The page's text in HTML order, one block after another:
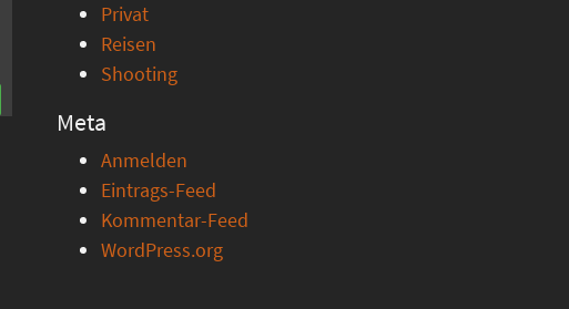
Privat
Reisen
Shooting
Meta
Anmelden
Eintrags-Feed
Kommentar-Feed
WordPress.org